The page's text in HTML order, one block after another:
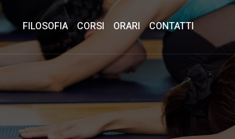
FILOSOFIA CORSI ORARI CONTATTI